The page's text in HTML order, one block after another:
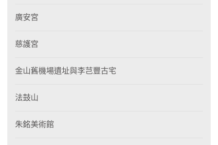
廣安宮
慈護宮
金山舊機場遺址與李芑豐古宅
法鼓山
朱銘美術館